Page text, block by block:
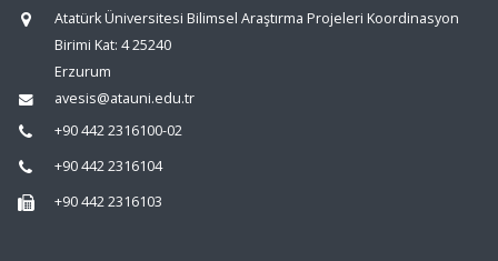
Atatürk Üniversitesi Bilimsel Araştırma Projeleri Koordinasyon
Birimi Kat: 4 25240
Erzurum
avesis@atauni.edu.tr
+90 442 2316100-02
+90 442 2316104
+90 442 2316103